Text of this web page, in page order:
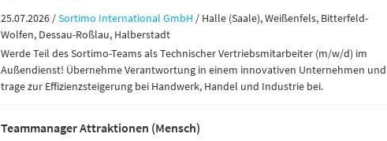
25.07.2026 /Sortimo International GmbH / Halle (Saale), Weißenfels, Bitterfeld-
Wolfen, Dessau-Roßlau, Halberstadt
Werde Teil des Sortimo-Teams als Technischer Vertriebsmitarbeiter (m/w/d) im
Außendienst! Übernehme Verantwortung in einem innovativen Unternehmen und
trage zur Effizienzsteigerung bei Handwerk, Handel und Industrie bei.
Teammanager Attraktionen (Mensch)